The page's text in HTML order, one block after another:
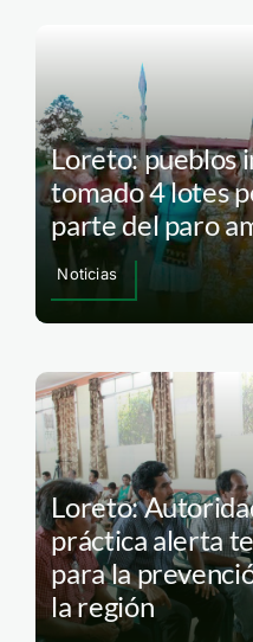
Loreto: pueblos
tomado 4 lotes
parte del paro
Noticias
Loreto:
práctica alerta
para la
la región